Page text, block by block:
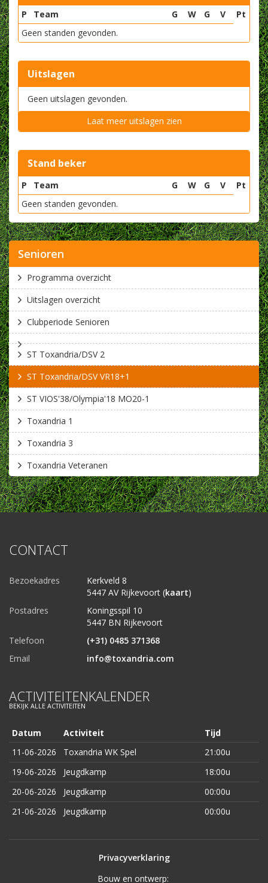
P Team G W G V
Pt
Geen standen gevonden.
Uitslagen
Geen uitslagen gevonden.
Laat meer uitslagen zien
Stand beker
P Team G W G V
Pt
Geen standen gevonden.
Senioren
Programma overzicht
Uitslagen overzicht
Clubperiode Senioren
ST Toxandria/DSV 2
ST Toxandria/DSV VR18+1
ST VIOS'38/Olympia'18 MO20-1
Toxandria 1
Toxandria 3
Toxandria Veteranen
CONTACT
Bezoekadres
Kerkveld 8
5447 AV Rijkevoort (kaart)
Postadres
Koningsspil 10
5447 BN Rijkevoort
Telefoon
(+31) 0485 371368
Email
info@toxandria.com
ACTIVITEITENKALENDER
BEKIJK ALLE ACTIVITEITEN
Datum Activiteit
Tijd
11-06-2026
Toxandria WK Spel
21:00u
19-06-2026
Jeugdkamp
18:00u
20-06-2026
Jeugdkamp
00:00u
21-06-2026
Jeugdkamp 00:00u
Privacyverklaring
Bouw en ontwerp: